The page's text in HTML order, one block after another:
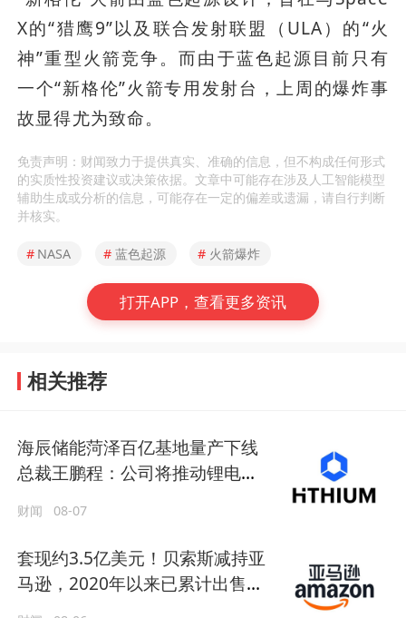
X的“猎鹰9”以及联合发射联盟（ULA）的“火
神”重型火箭竞争。而由于蓝色起源目前只有
一个“新格伦”火箭专用发射台，上周的爆炸事
故显得尤为致命。
免责声明：财闻致力于提供真实、准确的信息，但不构成任何形式
的实质性投资建议或决策依据。文章中可能存在涉及人工智能模型
辅助生成或分析的信息，可能存在一定的偏差或遗漏，请自行判断
并核实。
# NASA # 蓝色起源 # 火箭爆炸
打开APP，查看更多资讯
相关推荐
海辰储能菏泽百亿基地量产下线
总裁王鹏程：公司将推动锂电长
财闻 08-07
套现约3.5亿美元！贝索斯减持亚
马逊，2020年以来已累计出售逾
380亿美元